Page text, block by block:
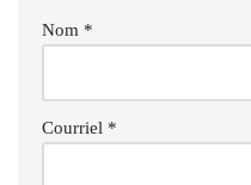
Nom *
Courriel *